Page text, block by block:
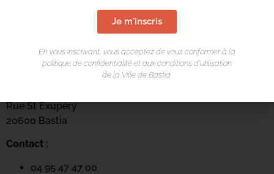
LIEU DE L'ÉVÉNEMENT
Rue St Exupéry
20600 Bastia
Contact :
04 95 47 47 00
Je m'inscris
En vous inscrivant, vous acceptez de vous conformer à la
politique de confidentialité et aux conditions d’utilisation
de la Ville de Bastia.